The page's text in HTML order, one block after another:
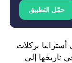
حمّل التطبيق
بركلات
في تاريخها إلى